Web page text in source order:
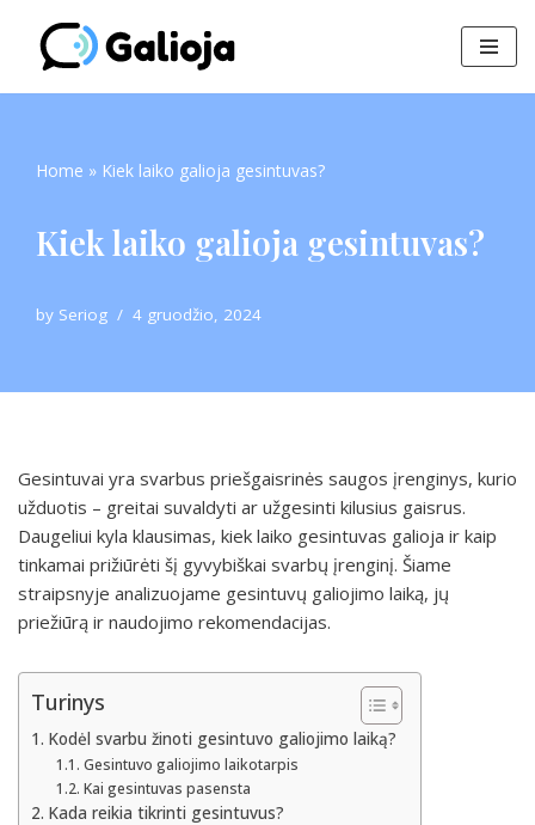
Skip
to
Home » Kiek laiko galioja gesintuvas?
Kiek laiko galioja gesintuvas?
by Seriog 4 gruodžio, 2024
Gesintuvai yra svarbus priešgaisrinės saugos įrenginys, kurio
užduotis – greitai suvaldyti ar užgesinti kilusius gaisrus.
Daugeliui kyla klausimas, kiek laiko gesintuvas galioja ir kaip
tinkamai prižiūrėti šį gyvybiškai svarbų įrenginį. Šiame
straipsnyje analizuojame gesintuvų galiojimo laiką, jų
priežiūrą ir naudojimo rekomendacijas.
Turinys
Kodėl svarbu žinoti gesintuvo galiojimo laiką?
Gesintuvo galiojimo laikotarpis
Kai gesintuvas pasensta
Kada reikia tikrinti gesintuvus?